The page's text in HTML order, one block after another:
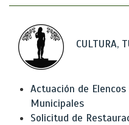
CULTURA,
Actuación de
Municipales
Solicitud de